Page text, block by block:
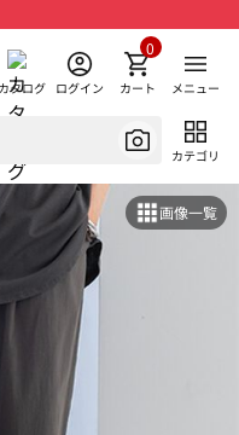
カタログ ログイン カート
0
メニュー
カテゴリ
画像一覧